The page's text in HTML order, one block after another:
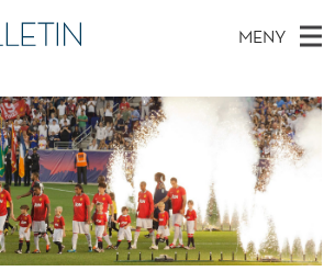
MENY
forskerprofiler